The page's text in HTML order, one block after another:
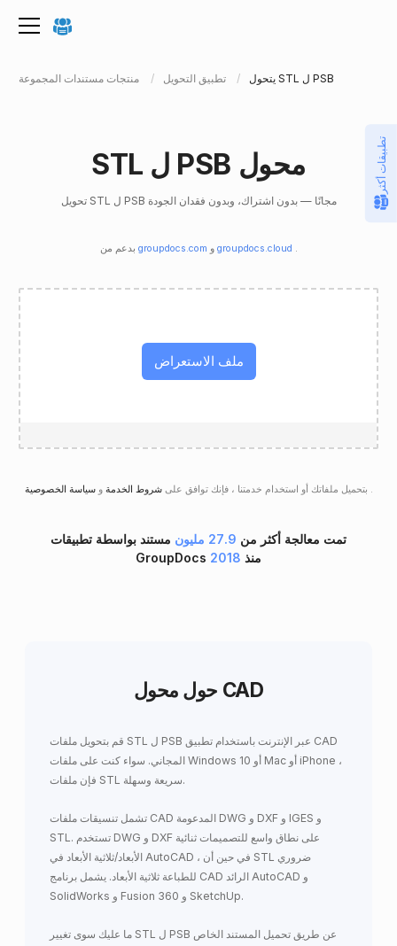
منتجات مستندات المجموعة تطبيق التحويل يتحول STL ل PSB
STL ل PSB محول
تحويل STL ل PSB مجانًا — بدون اشتراك، وبدون فقدان الجودة
groupdocs.com و groupdocs.cloud .
ملف الاستعراض
بتحميل ملفاتك أو استخدام خدمتنا ، فإنك توافق علىشروط الخدمةو .
تمت معالجة أكثر من 27.9 مليون
مستند بواسطة تطبيقات
GroupDocs منذ 2018
حول محول CAD
قم بتحويل ملفات STL ل PSB عبر الإنترنت باستخدام تطبيق CAD
المجاني. سواء كنت على ملفات Windows 10 أو Mac أو iPhone ،
فإن ملفات STL سريعة وسهلة.
تشمل تنسيقات ملفات CAD المدعومة DWG و DXF و IGES و
STL. تستخدم DWG و DXF على نطاق واسع للتصميمات ثنائية
الأبعاد/ثلاثية الأبعاد في AutoCAD ، في حين أن STL ضروري
للطباعة ثلاثية الأبعاد. يشمل برنامج CAD الرائد AutoCAD و
SolidWorks و Fusion 360 و SketchUp.
ما عليك سوى تغيير STL ل PSB عن طريق تحميل المستند الخاص
تطبيقات أكثر